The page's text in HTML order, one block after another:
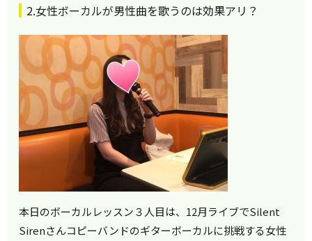
2.女性ボーカルが男性曲を歌うのは効果アリ？
本日のボーカルレッスン３人目は、12月ライブでSilent
Sirenさんコピーバンドのギターボーカルに挑戦する女性